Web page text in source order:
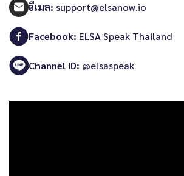
อีเมล: support@elsanow.io
Facebook: ELSA Speak Thailand
Channel ID: @elsaspeak